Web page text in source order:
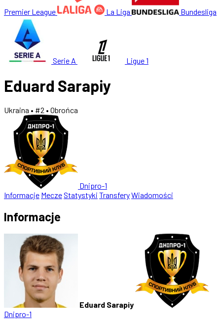
Premier League La Liga Bundesliga
Serie A Ligue 1
Eduard Sarapiy
Ukraina • #2 • Obrońca
Dnipro-1
Informacje MeczeStatystyki TransferyWiadomości
Informacje
Eduard Sarapiy
Dnipro-1